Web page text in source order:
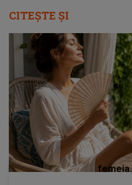
CITEȘTE ȘI